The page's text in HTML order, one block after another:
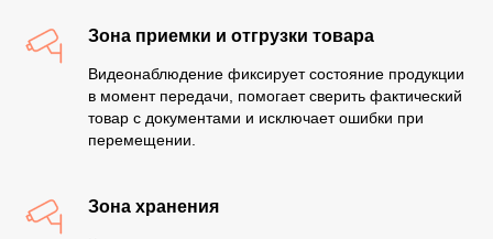
Зона приемки и отгрузки товара
Видеонаблюдение фиксирует состояние продукции
в момент передачи, помогает сверить фактический
товар с документами и исключает ошибки при
перемещении.
Зона хранения